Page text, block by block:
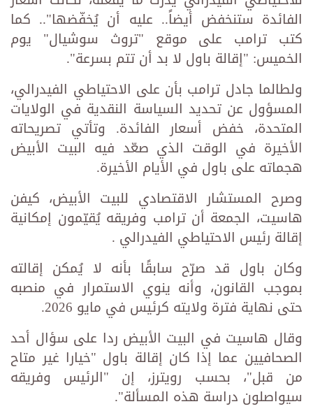
الفائدة ستنخفض أيضاً.. عليه أن يُخفّضها".. كما
كتب ترامب على موقع "تروث سوشيال" يوم
الخميس: "إقالة باول لا بد أن تتم بسرعة".
ولطالما جادل ترامب بأن على الاحتياطي الفيدرالي،
المسؤول عن تحديد السياسة النقدية في الولايات
المتحدة، خفض أسعار الفائدة. وتأتي تصريحاته
الأخيرة في الوقت الذي صعّد فيه البيت الأبيض
هجماته على باول في الأيام الأخيرة.
وصرح المستشار الاقتصادي للبيت الأبيض، كيفن
هاسيت، الجمعة أن ترامب وفريقه يُقيّمون إمكانية
إقالة رئيس الاحتياطي الفيدرالي .
وكان باول قد صرّح سابقًا بأنه لا يُمكن إقالته
بموجب القانون، وأنه ينوي الاستمرار في منصبه
حتى نهاية فترة ولايته كرئيس في مايو 2026.
وقال هاسيت في البيت الأبيض ردا على سؤال أحد
الصحافيين عما إذا كان إقالة باول "خيارا غير متاح
من قبل"، بحسب رويترز، إن "الرئيس وفريقه
سيواصلون دراسة هذه المسألة".